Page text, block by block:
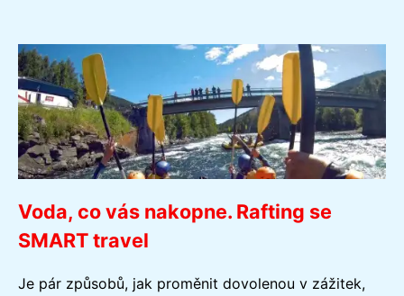
Voda, co vás nakopne. Rafting se
SMART travel
Je pár způsobů, jak proměnit dovolenou v zážitek,